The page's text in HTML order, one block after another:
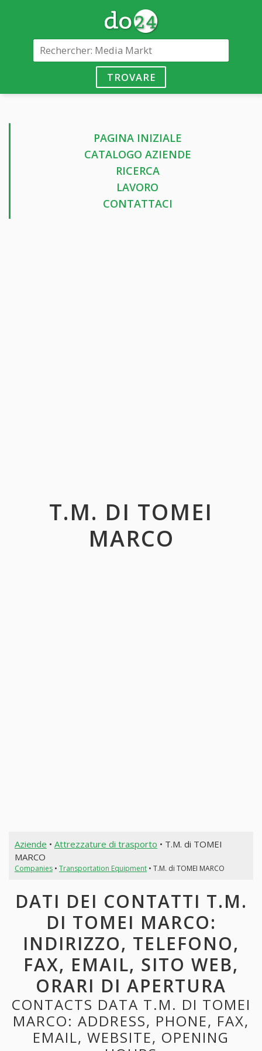
TROVARE
PAGINA INIZIALE
CATALOGO AZIENDE
RICERCA
LAVORO
CONTATTACI
T.M. DI TOMEI
MARCO
Aziende • Attrezzature di trasporto • T.M. di TOMEI
MARCO
Companies• Transportation Equipment• T.M. di TOMEI MARCO
DATI DEI CONTATTI T.M.
DI TOMEI MARCO:
INDIRIZZO, TELEFONO,
FAX, EMAIL, SITO WEB,
ORARI DI APERTURA
CONTACTS DATA T.M. DI TOMEI
MARCO: ADDRESS, PHONE, FAX,
EMAIL, WEBSITE, OPENING